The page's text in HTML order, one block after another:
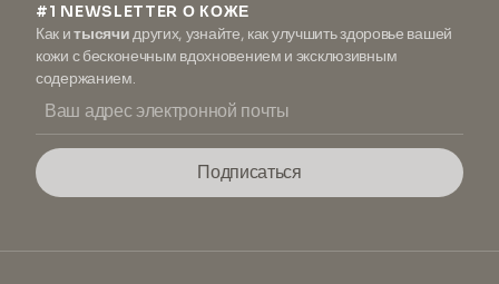
#1 NEWSLETTER О КОЖЕ
Как итысячидругих, узнайте, как улучшить здоровье вашей
кожи с бесконечным вдохновением и эксклюзивным
содержанием.
Подписаться